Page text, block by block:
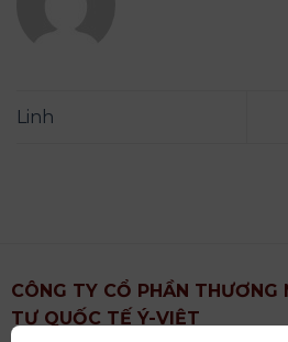
Linh
CÔNG TY CỔ PHẦN
TƯ QUỐC TẾ Ý-VIỆT